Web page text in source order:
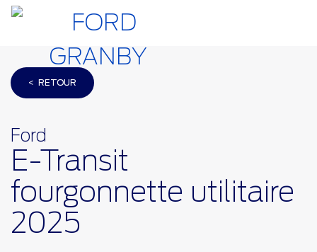
< RETOUR
Ford
E-Transit
fourgonnette utilitaire
2025